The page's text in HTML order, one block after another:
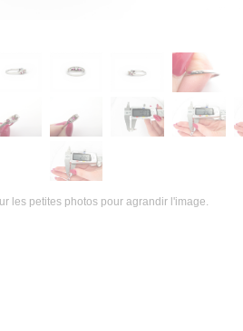
les petites photos pour agrandir l'image.